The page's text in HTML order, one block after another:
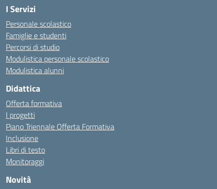
I Servizi
Personale scolastico
Famiglie e studenti
Percorsi di studio
Modulistica personale scolastico
Modulistica alunni
Didattica
Offerta formativa
I progetti
Piano Triennale Offerta Formativa
Inclusione
Libri di testo
Monitoraggi
Novità